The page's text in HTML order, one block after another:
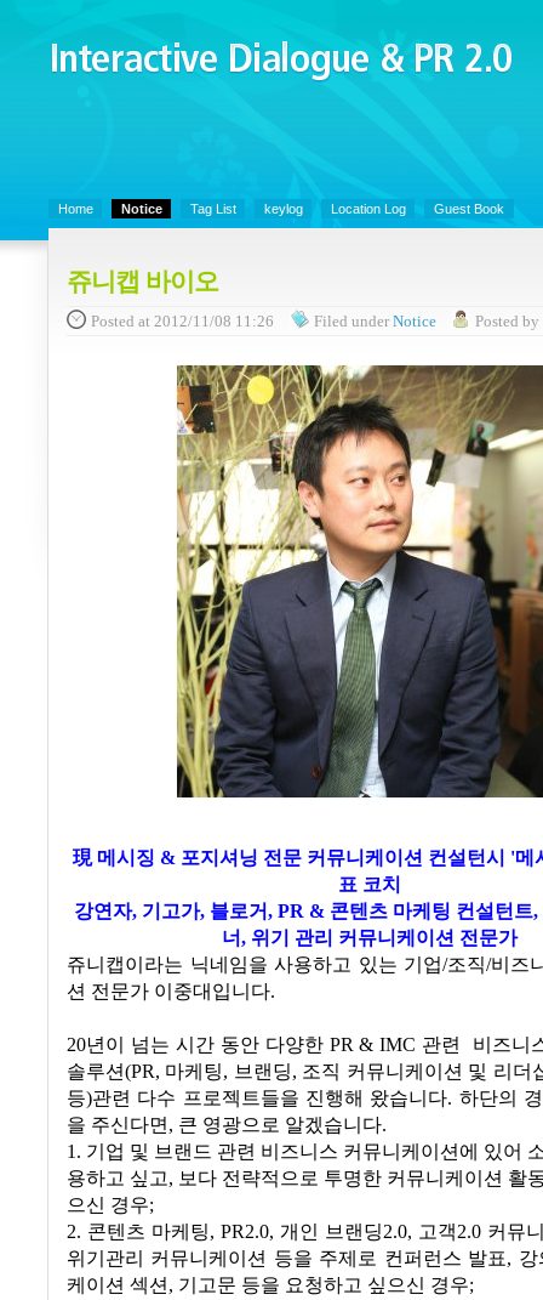
Interactive Dialogue &
PR 2.0
Home Notice Tag List keylog Location Log Guest Book
쥬니캡 바이오
Posted at 2012/11/08 11:26 Filed under Notice Posted by
現 메시징 & 포지셔닝 전문 커뮤니케이션 컨설턴시 '메
표 코치
강연자, 기고가, 블로거, PR & 콘텐츠 마케팅 컨설턴트
너, 위기 관리 커뮤니케이션 전문가
쥬니캡이라는 닉네임을 사용하고 있는 기업/조직/비즈
션 전문가 이중대입니다.
20년이 넘는 시간 동안 다양한 PR & IMC 관련 비즈니
솔루션(PR, 마케팅, 브랜딩, 조직 커뮤니케이션 및 리더
등)관련 다수 프로젝트들을 진행해 왔습니다. 하단의
을 주신다면, 큰 영광으로 알겠습니다.
1. 기업 및 브랜드 관련 비즈니스 커뮤니케이션에 있어
용하고 싶고, 보다 전략적으로 투명한 커뮤니케이션 활
으신 경우;
2. 콘텐츠 마케팅, PR2.0, 개인 브랜딩2.0, 고객2.0 커뮤
위기관리 커뮤니케이션 등을 주제로 컨퍼런스 발표,
케이션 섹션, 기고문 등을 요청하고 싶으신 경우;